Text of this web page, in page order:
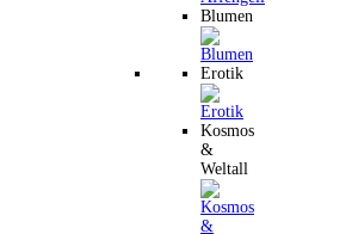
Blumen
Erotik
Kosmos
&
Weltall